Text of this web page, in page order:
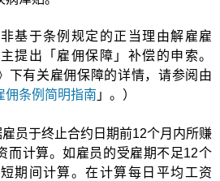
基于条例规定的正当理由解雇雇
提出「雇佣保障」补偿的申索。
下有关雇佣保障的详情，请参阅由
佣条例简明指南 」。）
员于终止合约日期前12个月内所赚
而计算。如雇员的受雇期不足12个
期间计算。在计算每日平均工资